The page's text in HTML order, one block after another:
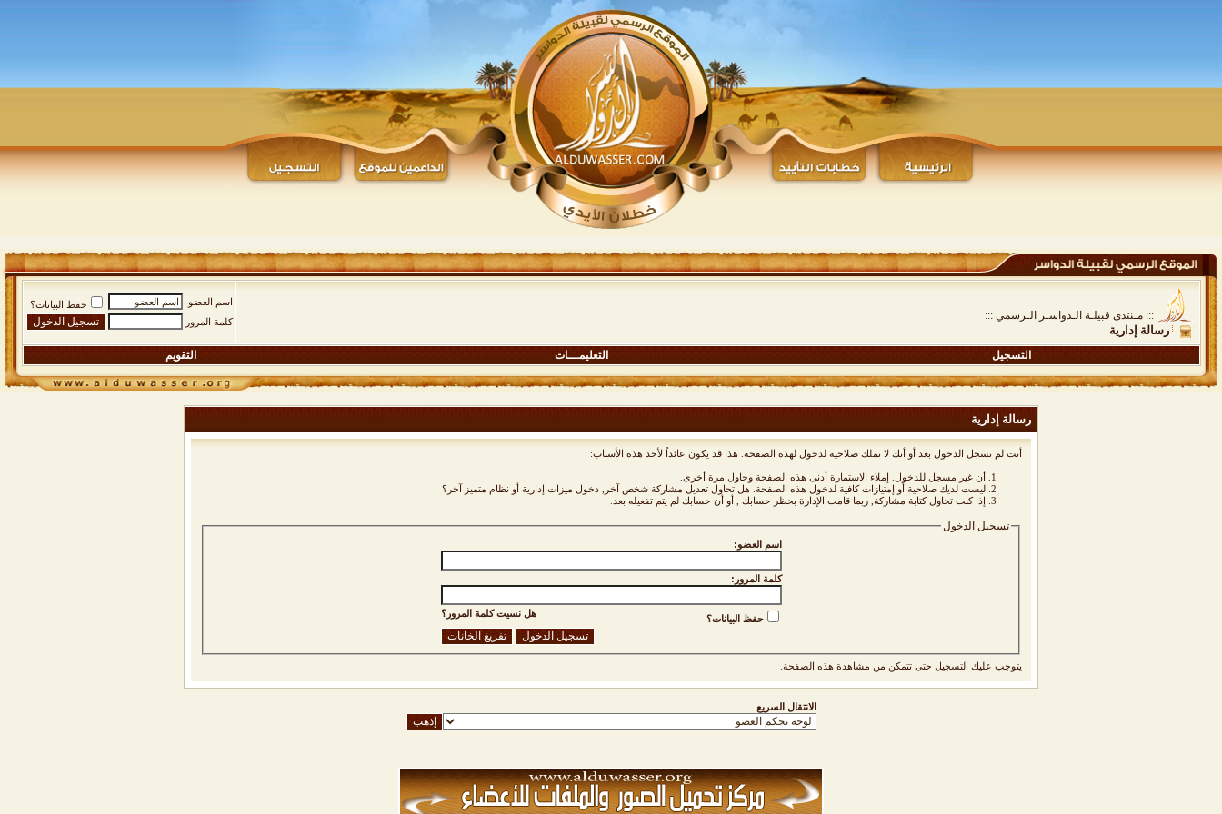
::: مـنتدى قبيلـة الـدواسـر الـرسمي :::
رسالة إدارية
اسم العضو
حفظ البيانات؟
كلمة المرور
التسجيل التعليمـــات التقويم
رسالة إدارية
أنت لم تسجل الدخول بعد أو أنك لا تملك صلاحية لدخول لهذه الصفحة. هذا قد يكون عائداً لأحد هذه الأسباب:
أن غير مسجل للدخول. إملاء الاستمارة أدنى هذه الصفحة وحاول مرة أخرى.
ليست لديك صلاحية أو إمتيازات كافية لدخول هذه الصفحة. هل تحاول تعديل مشاركة شخص آخر, دخول ميزات إدارية أو نظام متميز آخر؟
إذا كنت تحاول كتابة مشاركة, ربما قامت الإدارة بحظر حسابك , أو أن حسابك لم يتم تفعيله بعد.
تسجيل الدخول
اسم العضو:
كلمة المرور:
هل نسيت كلمة المرور؟ حفظ البيانات؟
يتوجب عليك التسجيل حتى تتمكن من مشاهدة هذه الصفحة.
الانتقال السريع